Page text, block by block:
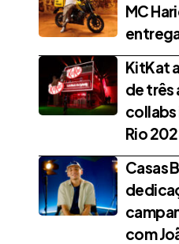
MC
KitKat
de três
collabs
Rio
Casas
com